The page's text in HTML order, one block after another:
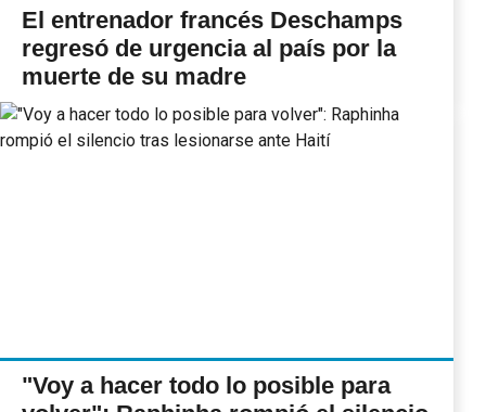
El entrenador francés Deschamps
regresó de urgencia al país por la
muerte de su madre
"Voy a hacer todo lo posible para